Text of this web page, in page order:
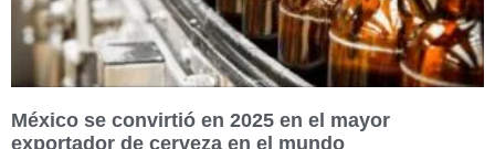
México se convirtió en 2025 en el mayor
exportador de cerveza en el mundo